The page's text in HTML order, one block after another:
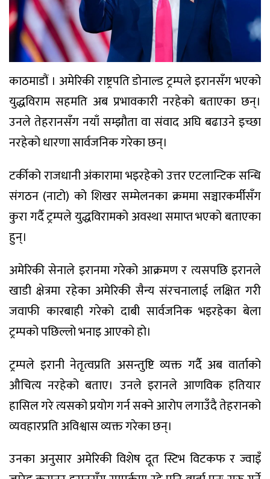
काठमाडौं । अमेरिकी राष्ट्रपति डोनाल्ड ट्रम्पले इरानसँग भएको
युद्धविराम सहमति अब प्रभावकारी नरहेको बताएका छन्।
उनले तेहरानसँग नयाँ सम्झौता वा संवाद अघि बढाउने इच्छा
नरहेको धारणा सार्वजनिक गरेका छन्।
टर्कीको राजधानी अंकारामा भइरहेको उत्तर एटलान्टिक सन्धि
संगठन (नाटो) को शिखर सम्मेलनका क्रममा सञ्चारकर्मीसँग
कुरा गर्दै ट्रम्पले युद्धविरामको अवस्था समाप्त भएको बताएका
हुन्।
अमेरिकी सेनाले इरानमा गरेको आक्रमण र त्यसपछि इरानले
खाडी क्षेत्रमा रहेका अमेरिकी सैन्य संरचनालाई लक्षित गरी
जवाफी कारबाही गरेको दाबी सार्वजनिक भइरहेका बेला
ट्रम्पको पछिल्लो भनाइ आएको हो।
ट्रम्पले इरानी नेतृत्वप्रति असन्तुष्टि व्यक्त गर्दै अब वार्ताको
औचित्य नरहेको बताए। उनले इरानले आणविक हतियार
हासिल गरे त्यसको प्रयोग गर्न सक्ने आरोप लगाउँदै तेहरानको
व्यवहारप्रति अविश्वास व्यक्त गरेका छन्।
उनका अनुसार अमेरिकी विशेष दूत स्टिभ विटकफ र ज्वाइँ